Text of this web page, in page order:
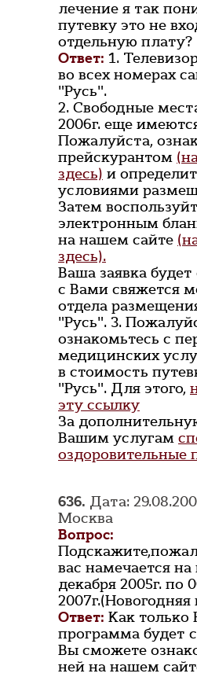
лечение я так
путевку это не
отдельную плату?
Ответ: 1.
во всех номерах
"Русь".
2. Свободные
2006г. еще
Пожалуйста,
прейскурантом
здесь) и
условиями
Затем
электронным
на нашем сайте
здесь).
Ваша заявка
с Вами свяжется
отдела
"Русь". 3.
ознакомьтесь с
медицинских
в стоимость
"Русь". Для этого,
эту ссылку
За
Вашим услугам
оздоровительные
636. Дата:
Москва
Вопрос:
вас намечается
декабря 2005г. по
Ответ: Как только
программа будет
Вы сможете
ней на нашем